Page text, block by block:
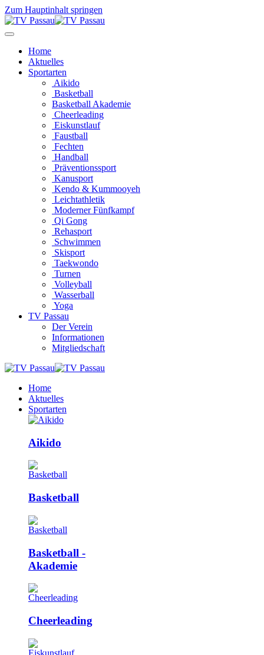
Zum Hauptinhalt springen
Home
Aktuelles
Sportarten
Aikido
Basketball
Basketball Akademie
Cheerleading
Eiskunstlauf
Faustball
Fechten
Handball
Präventionssport
Kanusport
Kendo & Kummooyeh
Leichtathletik
Moderner Fünfkampf
Qi Gong
Rehasport
Schwimmen
Skisport
Taekwondo
Turnen
Volleyball
Wasserball
Yoga
TV Passau
Der Verein
Informationen
Mitgliedschaft
Home
Aktuelles
Sportarten
Aikido
Basketball
Basketball ­
Akademie
Cheerleading